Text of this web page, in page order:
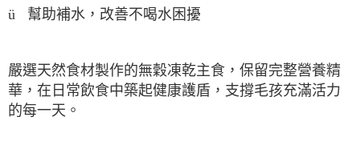
ü 幫助補水，改善不喝水困擾
嚴選天然食材製作的無穀凍乾主食，保留完整營養精
華，在日常飲食中築起健康護盾，支撐毛孩充滿活力
的每一天。